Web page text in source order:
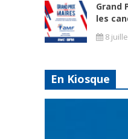
Grand
les
8
En Kiosque